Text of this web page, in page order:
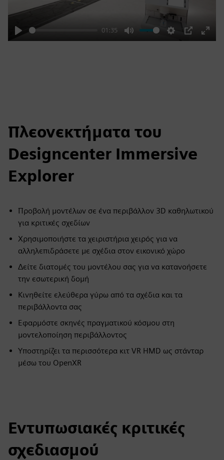
Play
01:35
Mute Settings
PIP
Enter
Πλεονεκτήματα του
Designcenter Immersive
Explorer
Προβολή μοντέλων σε ένα περιβάλλον 3D καθηλωτικού
για κριτικές σχεδίων
Χρησιμοποιήστε τα χειριστήρια χειρός για να
αλληλεπιδράσετε με σχέδια στον εικονικό χώρο
Δείτε διατομές του μοντέλου σας για να κατανοήσετε
την εσωτερική δομή
Κινηθείτε ελεύθερα γύρω από τα σχέδια και τα
περιβάλλοντα σας
Εφαρμόστε σκηνές πραγματικού κόσμου στη
μοντελοποίηση περιβάλλοντος
Υποστηρίζει τα περισσότερα κιτ VR HMD ως στάνταρ
μέσω του OpenXR
Εντυπωσιακές κριτικές
σχεδιασμού